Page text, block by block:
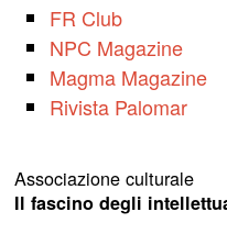
FR Club
NPC Magazine
Magma Magazine
Rivista Palomar
Associazione culturale
Il fascino degli